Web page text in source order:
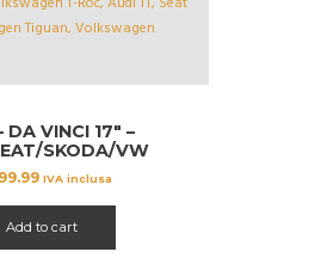
DA VINCI 17″ –
SKODA/VW
IVA inclusa
Add to cart